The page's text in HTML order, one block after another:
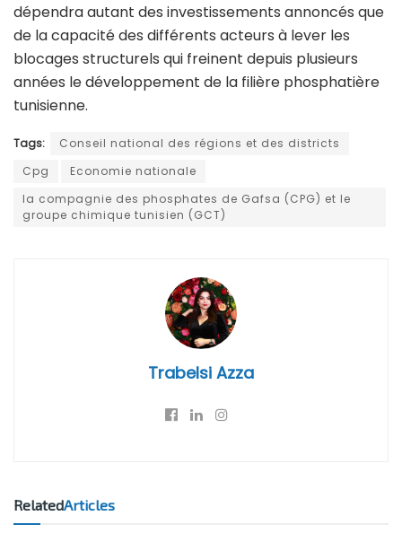
dépendra autant des investissements annoncés que
de la capacité des différents acteurs à lever les
blocages structurels qui freinent depuis plusieurs
années le développement de la filière phosphatière
tunisienne.
Tags:
Conseil national des régions et des districts
Cpg
Economie nationale
la compagnie des phosphates de Gafsa (CPG) et le
groupe chimique tunisien (GCT)
Trabelsi Azza
RelatedArticles